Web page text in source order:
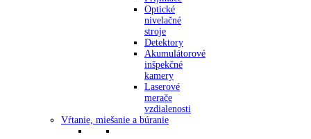
Optické
nivelačné
stroje
Detektory
Akumulátorové
inšpekčné
kamery
Laserové
merače
vzdialenosti
Vŕtanie, miešanie a búranie